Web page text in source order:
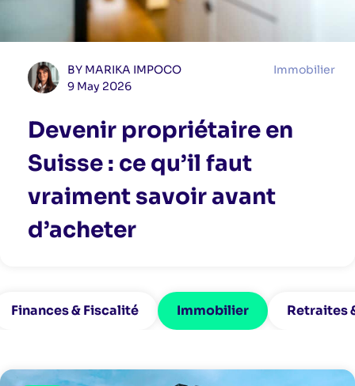
BY MARIKA IMPOCO
9 May 2026
Immobilier
Devenir propriétaire en
Suisse : ce qu’il faut
vraiment savoir avant
d’acheter
Finances & Fiscalité Immobilier Retraites